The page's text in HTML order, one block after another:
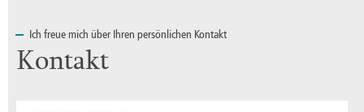
Ich freue mich über Ihren persönlichen Kontakt
Kontakt